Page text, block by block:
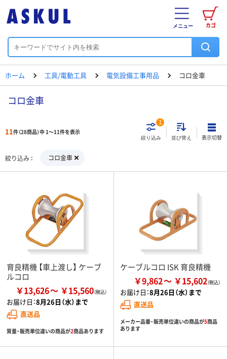
カゴ
メニュー
ホーム 工具/電動工具 電気設備工事用品 コロ金車
コロ金車
11件（28商品）中 1～11件を表示
絞り込み
1
並び替え 表示切替
絞り込み コロ金車
育良精機 【車上渡し】 ケーブ
ルコロ
￥13,626 ￥15,560
お届け日：8月26日（水）まで
直送品
質量・販売単位違いの商品が2商品あります
ケーブルコロ ISK 育良精機
￥9,862 ￥15,602
お届け日：8月26日（水）まで
直送品
メーカー品番・販売単位違いの商品が5商品
あります